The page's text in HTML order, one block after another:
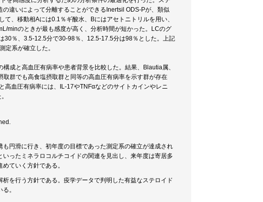
違いによって分離することができるInertsil ODS-Pが、類似
、移動相Aには0.1％ギ酸水、Bにはアセトニトリルを用い、
minのときが最も感度が高く、分析時間が短かった。LCのグ
30％、3.5-12.5分で30-98％、12.5-17.5分は98％とした。上記
定系が確立した。
成と高血圧有病率や患者背景を比較した。結果、Blautia属、
群でも高食塩摂取群と同等の高血圧有病率を示す群が存在
高血圧有病率には、IL-17やTNFαなどのサイトカインやレニ
円滑に行き、初年度の目標であった測定系の確立が達成され
ったミネラロコルチコイドの関連を見出し、来年度は寄居多
ていく方針である。
を行う方針である。疫学データで判明した有益なステロイド
。